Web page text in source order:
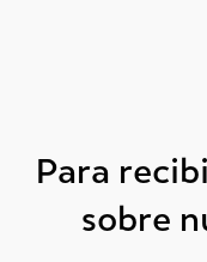
Para
sobre